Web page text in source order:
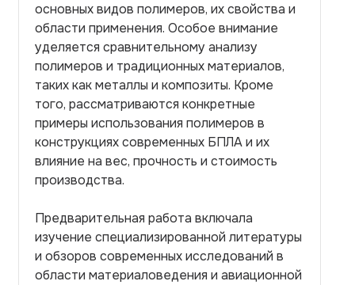
основных видов полимеров, их свойства и
области применения. Особое внимание
уделяется сравнительному анализу
полимеров и традиционных материалов,
таких как металлы и композиты. Кроме
того, рассматриваются конкретные
примеры использования полимеров в
конструкциях современных БПЛА и их
влияние на вес, прочность и стоимость
производства.
Предварительная работа включала
изучение специализированной литературы
и обзоров современных исследований в
области материаловедения и авиационной